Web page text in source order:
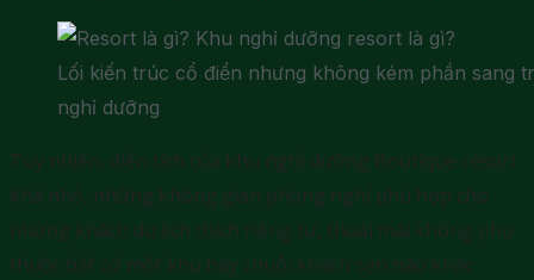
Lối kiến trúc cổ điển nhưng không kém phần
nghỉ dưỡng
Tuy nhiên, diện tích của khu nghỉ dưỡng Boutique resort
khá nhỏ, những không gian phòng nghỉ phù hợp cho
những khách du lịch thích riêng tư, thoải mái không phụ
thuộc bất cứ một khu hay chuỗi khách sạn nào khác